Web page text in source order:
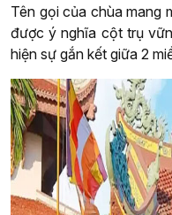
Tên gọi của chùa mang
được ý nghĩa cột trụ
hiện sự gắn kết giữa 2